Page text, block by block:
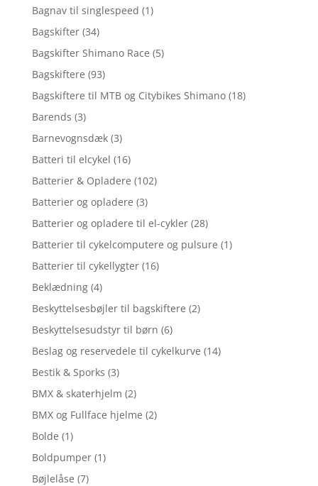
Bagnav til singlespeed (1)
Bagskifter (34)
Bagskifter Shimano Race (5)
Bagskiftere (93)
Bagskiftere til MTB og Citybikes Shimano (18)
Barends (3)
Barnevognsdæk (3)
Batteri til elcykel (16)
Batterier & Opladere (102)
Batterier og opladere (3)
Batterier og opladere til el-cykler (28)
Batterier til cykelcomputere og pulsure (1)
Batterier til cykellygter (16)
Beklædning (4)
Beskyttelsesbøjler til bagskiftere (2)
Beskyttelsesudstyr til børn (6)
Beslag og reservedele til cykelkurve (14)
Bestik & Sporks (3)
BMX & skaterhjelm (2)
BMX og Fullface hjelme (2)
Bolde (1)
Boldpumper (1)
Bøjlelåse (7)